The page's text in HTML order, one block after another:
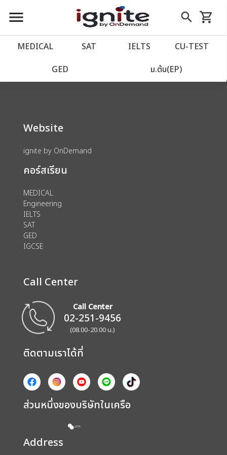
close
account_balance หน้าแรก
เว็บไซต์อิกไนท์
import_contacts วางแผนการเรียน
account_circle เข้าสู่ระบบ
assignment ลงทะเบียน
menu search
Skip
to
shopping_cart
รถเข็น
MEDICAL SAT IELTS CU‑TEST
GED ม.ต้น(EP)
We could not find anything for 80000177
Website
ignite by OnDemand
คอร์สเรียน
MEDICAL
Engineering
IELTS
SAT
GED
IGCSE
Call Center
Call Center
02-251-9456
(08.00-20.00 น.)
ติดตามเราได้ที่
ส่วนหนึ่งของบริษัทในเครือ
Address